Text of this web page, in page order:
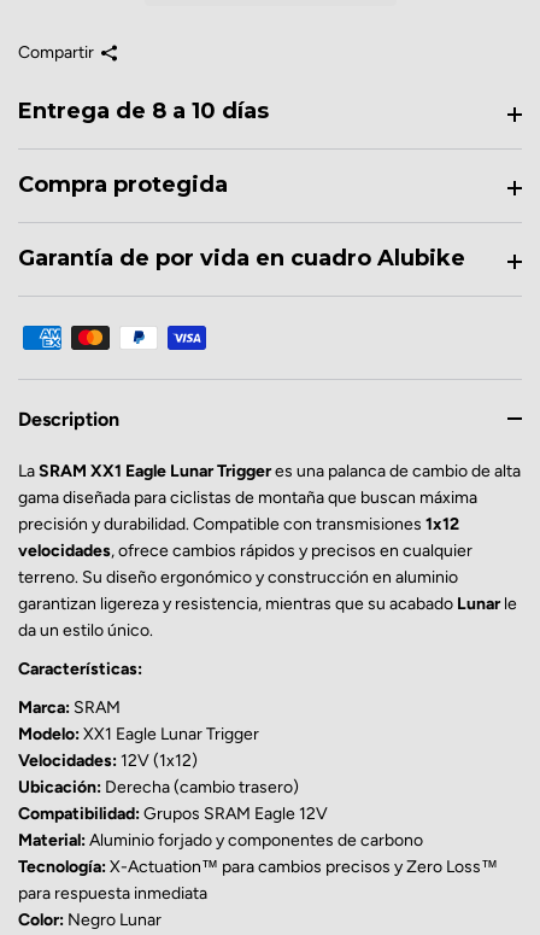
Compartir
Entrega de 8 a 10 días
Compra protegida
Garantía de por vida en cuadro Alubike
Description
LaSRAM XX1 Eagle Lunar Triggeres una palanca de cambio de alta
gama diseñada para ciclistas de montaña que buscan máxima
precisión y durabilidad. Compatible con transmisiones 1x12
velocidades, ofrece cambios rápidos y precisos en cualquier
terreno. Su diseño ergonómico y construcción en aluminio
garantizan ligereza y resistencia, mientras que su acabado Lunarle
da un estilo único.
Características:
Marca: SRAM
Modelo:XX1 Eagle Lunar Trigger
Velocidades:12V (1x12)
Ubicación: Derecha (cambio trasero)
Compatibilidad:Grupos SRAM Eagle 12V
Material:Aluminio forjado y componentes de carbono
Tecnología:X-Actuation™ para cambios precisos y Zero Loss™
para respuesta inmediata
Color: Negro Lunar